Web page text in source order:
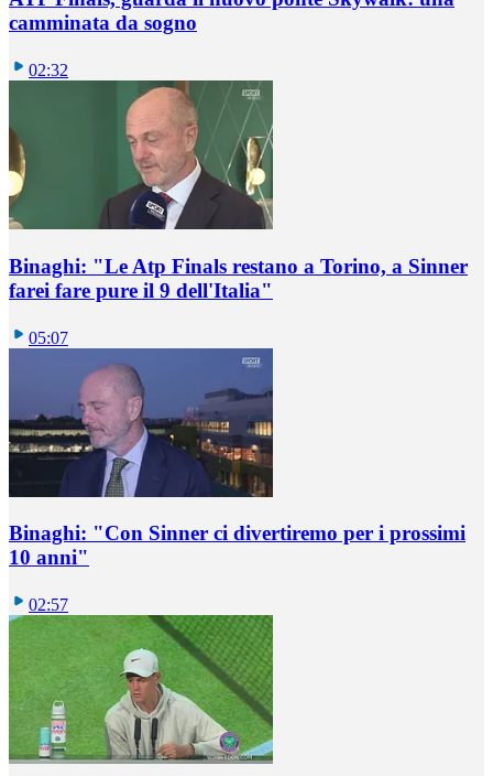
camminata da sogno
02:32
Binaghi: "Le Atp Finals restano a Torino, a Sinner
farei fare pure il 9 dell'Italia"
05:07
Binaghi: "Con Sinner ci divertiremo per i prossimi
10 anni"
02:57